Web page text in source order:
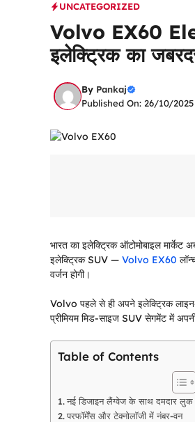
UNCATEGORIZED
Volvo EX60
इलेक्ट्रिक का
By Pankaj
Published On: 26/10/2025
भारत का इलेक्ट्रिक ऑटोमोबाइल मार्केट
इलेक्ट्रिक SUV — Volvo EX60
वर्जन होगी।
Volvo पहले से ही अपने इलेक्ट्रिक
प्रीमियम मिड-साइज SUV सेगमेंट में
Table of Contents
नई डिजाइन लैंग्वेज के साथ दमदार लुक
परफॉर्मेंस और टेक्नोलॉजी में नंबर-वन